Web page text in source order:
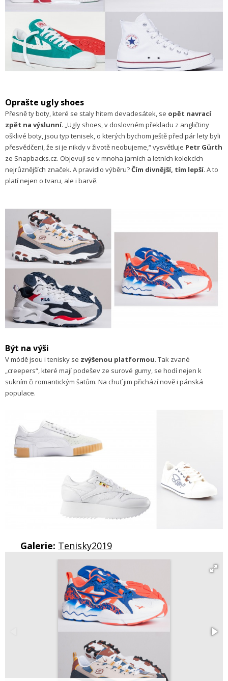
Oprašte ugly shoes
Přesně ty boty, které se staly hitem devadesátek, se opět navrací
zpět na výslunní. „Ugly shoes, v doslovném překladu z angličtiny
ošklivé boty, jsou typ tenisek, o kterých bychom ještě před pár lety byli
přesvědčeni, že si je nikdy v životě neobujeme,“ vysvětluje Petr Gürth
ze Snapbacks.cz. Objevují se v mnoha jarních a letních kolekcích
nejrůznějších značek. A pravidlo výběru?Čím divnější, tím lepší. A to
platí nejen o tvaru, ale i barvě.
Být na výši
V módě jsou i tenisky se zvýšenou platformou. Tak zvané
„creepers“, které mají podešev ze surové gumy, se hodí nejen k
sukním či romantickým šatům. Na chuť jim přichází nově i pánská
populace.
Galerie: Tenisky2019